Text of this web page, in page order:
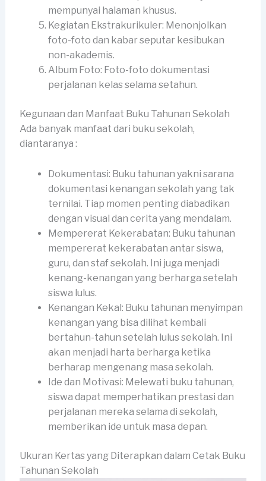
mempunyai halaman khusus.
Kegiatan Ekstrakurikuler: Menonjolkan
foto-foto dan kabar seputar kesibukan
non-akademis.
Album Foto: Foto-foto dokumentasi
perjalanan kelas selama setahun.
Kegunaan dan Manfaat Buku Tahunan Sekolah
Ada banyak manfaat dari buku sekolah,
diantaranya :
Dokumentasi: Buku tahunan yakni sarana
dokumentasi kenangan sekolah yang tak
ternilai. Tiap momen penting diabadikan
dengan visual dan cerita yang mendalam.
Mempererat Kekerabatan: Buku tahunan
mempererat kekerabatan antar siswa,
guru, dan staf sekolah. Ini juga menjadi
kenang-kenangan yang berharga setelah
siswa lulus.
Kenangan Kekal: Buku tahunan menyimpan
kenangan yang bisa dilihat kembali
bertahun-tahun setelah lulus sekolah. Ini
akan menjadi harta berharga ketika
berharap mengenang masa sekolah.
Ide dan Motivasi: Melewati buku tahunan,
siswa dapat memperhatikan prestasi dan
perjalanan mereka selama di sekolah,
memberikan ide untuk masa depan.
Ukuran Kertas yang Diterapkan dalam Cetak Buku
Tahunan Sekolah